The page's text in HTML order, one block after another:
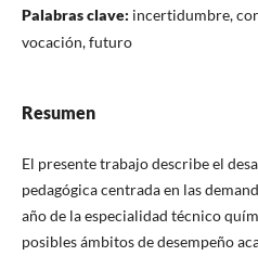
Palabras clave: incertidumbre,
vocación, futuro
Resumen
El presente trabajo describe el
pedagógica centrada en las
año de la especialidad técnico
posibles ámbitos de desempeño